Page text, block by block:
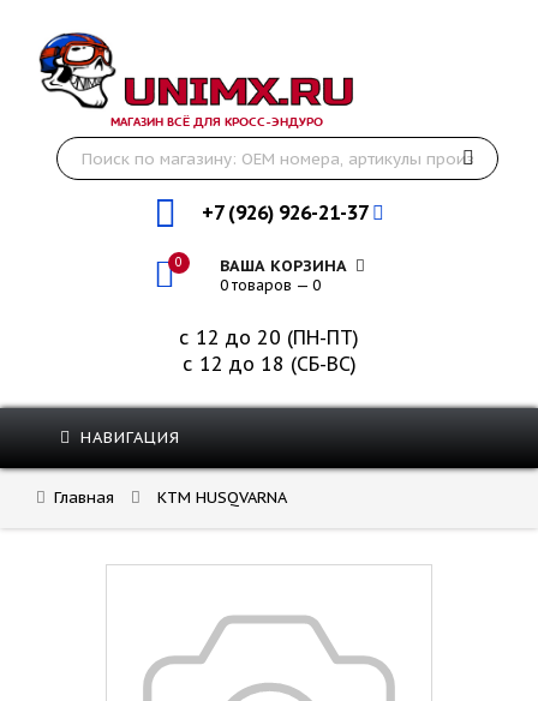
МАГАЗИН ВСЁ ДЛЯ КРОСС-ЭНДУРО
+7 (926) 926-21-37
0 ВАША КОРЗИНА
0 товаров — 0
с 12 до 20 (ПН-ПТ)
с 12 до 18 (СБ-ВС)
НАВИГАЦИЯ
Главная KTM HUSQVARNA